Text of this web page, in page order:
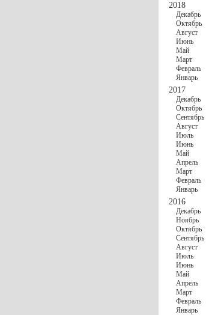
2018
Декабрь
Октябрь
Август
Июнь
Май
Март
Февраль
Январь
2017
Декабрь
Октябрь
Сентябрь
Август
Июль
Июнь
Май
Апрель
Март
Февраль
Январь
2016
Декабрь
Ноябрь
Октябрь
Сентябрь
Август
Июль
Июнь
Май
Апрель
Март
Февраль
Январь